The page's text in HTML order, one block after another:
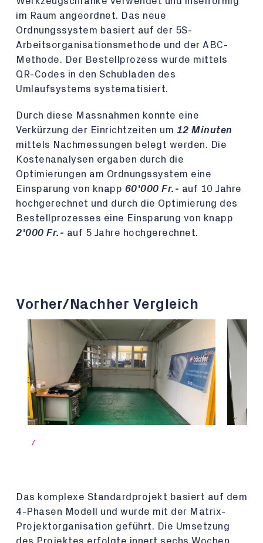
im Raum angeordnet. Das neue
Ordnungssystem basiert auf der 5S-
Arbeitsorganisationsmethode und der ABC-
Methode. Der Bestellprozess wurde mittels
QR-Codes in den Schubladen des
Umlaufsystems systematisiert.
Durch diese Massnahmen konnte eine
Verkürzung der Einrichtzeiten um 12 Minuten
mittels Nachmessungen belegt werden. Die
Kostenanalysen ergaben durch die
Optimierungen am Ordnungssystem eine
Einsparung von knapp 60'000 Fr.- auf 10 Jahre
hochgerechnet und durch die Optimierung des
Bestellprozesses eine Einsparung von knapp
2'000 Fr.- auf 5 Jahre hochgerechnet.
Vorher/Nachher Vergleich
/
Das komplexe Standardprojekt basiert auf dem
4-Phasen Modell und wurde mit der Matrix-
Projektorganisation geführt. Die Umsetzung
des Projektes erfolgte innert sechs Wochen.